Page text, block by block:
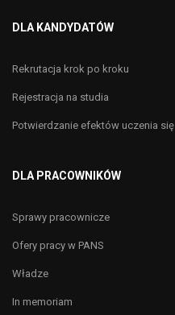
DLA KANDYDATÓW
Rekrutacja krok po kroku
Rejestracja na studia
Potwierdzanie efektów uczenia się
DLA PRACOWNIKÓW
Sprawy pracownicze
Ofery pracy w PANS
Władze
In memoriam